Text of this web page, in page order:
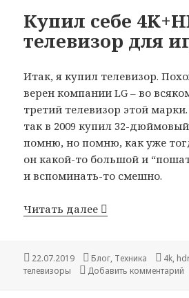
Купил себе
телевизор для
Итак, я купил телевизор.
верен компании LG – во
третий телевизор этой
так в 2009 купил 32-
помню, но помню, как уже
он какой-то большой и
и вспоминать-то смешно.
Читать далее Купил себе
Опубликовано
22.07.2019 Рубрики
Блог, Техника Метки
4k, hdr
телевизоры
Добавить комментарий